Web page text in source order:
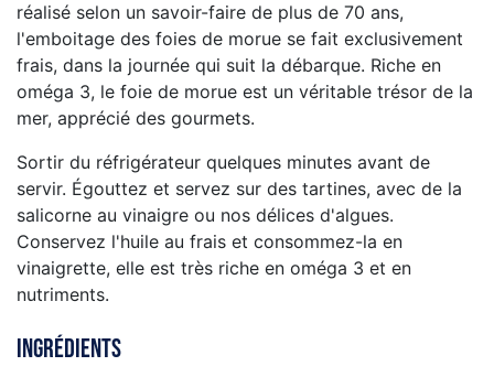
réalisé selon un savoir-faire de plus de 70 ans,
l'emboitage des foies de morue se fait exclusivement
frais, dans la journée qui suit la débarque. Riche en
oméga 3, le foie de morue est un véritable trésor de la
mer, apprécié des gourmets.
Sortir du réfrigérateur quelques minutes avant de
servir. Égouttez et servez sur des tartines, avec de la
salicorne au vinaigre ou nos délices d'algues.
Conservez l'huile au frais et consommez-la en
vinaigrette, elle est très riche en oméga 3 et en
nutriments.
Ingrédients